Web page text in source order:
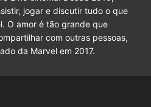
jogar e discutir tudo o que
O amor é tão grande que
com outras pessoas,
da Marvel em 2017.